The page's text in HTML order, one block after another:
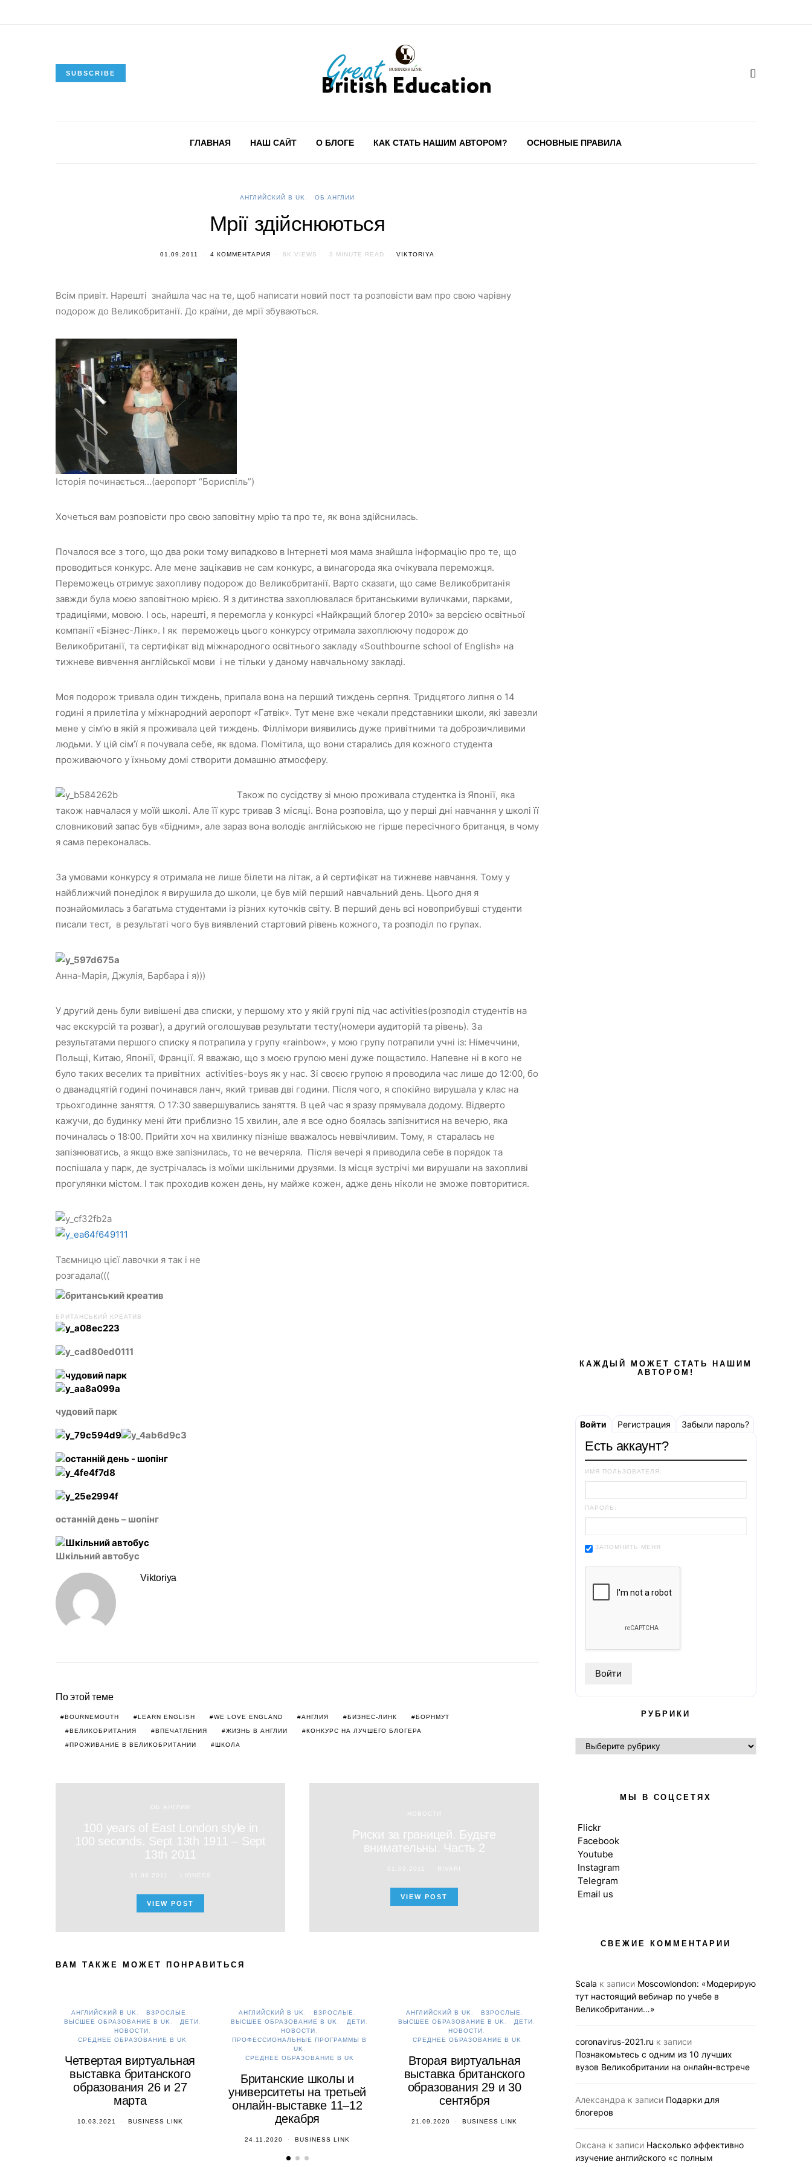
SUBSCRIBE
ГЛАВНАЯ НАШ САЙТ О БЛОГЕ КАК СТАТЬ НАШИМ АВТОРОМ? ОСНОВНЫЕ ПРАВИЛА
АНГЛИЙСКИЙ В UK ОБ АНГЛИИ
Мрії здійснюються
01.09.2011 4 КОММЕНТАРИЯ 8K VIEWS 3 MINUTE READ VIKTORIYA
Всім привіт. Нарешті знайшла час на те, щоб написати новий пост та розповісти вам про свою чарівну
подорож до Великобританії. До країни, де мрії збуваються.
Історія починається…(аеропорт “Бориспіль”)
Хочеться вам розповісти про свою заповітну мрію та про те, як вона здійснилась.
Почалося все з того, що два роки тому випадково в Інтернеті моя мама знайшла інформацію про те, що
проводиться конкурс. Але мене зацікавив не сам конкурс, а винагорода яка очікувала переможця.
Переможець отримує захопливу подорож до Великобританії. Варто сказати, що саме Великобританія
завжди була моєю заповітною мрією. Я з дитинства захоплювалася британськими вуличками, парками,
традиціями, мовою. І ось, нарешті, я перемогла у конкурсі «Найкращий блогер 2010» за версією освітньої
компанії «Бізнес-Лінк». І як переможець цього конкурсу отримала захоплюючу подорож до
Великобританії, та сертифікат від міжнародного освітнього закладу «Southbourne school of English» на
тижневе вивчення англійської мови і не тільки у даному навчальному закладі.
Моя подорож тривала один тиждень, припала вона на перший тиждень серпня. Тридцятого липня о 14
годині я прилетіла у міжнародний аеропорт «Гатвік». Тут мене вже чекали представники школи, які завезли
мене у сім’ю в якій я проживала цей тиждень. Філлімори виявились дуже привітними та доброзичливими
людьми. У цій сім’ї я почувала себе, як вдома. Помітила, що вони старались для кожного студента
проживаючого у їхньому домі створити домашню атмосферу.
Також по сусідству зі мною проживала студентка із Японії, яка
також навчалася у моїй школі. Але її курс тривав 3 місяці. Вона розповіла, що у перші дні навчання у школі її
словниковий запас був «бідним», але зараз вона володіє англійською не гірше пересічного британця, в чому
я сама переконалась.
За умовами конкурсу я отримала не лише білети на літак, а й сертифікат на тижневе навчання. Тому у
найближчий понеділок я вирушила до школи, це був мій перший навчальний день. Цього дня я
познайомилась з багатьма студентами із різних куточків світу. В перший день всі новоприбувші студенти
писали тест, в результаті чого був виявлений стартовий рівень кожного, та розподіл по групах.
Анна-Марія, Джулія, Барбара і я)))
У другий день були вивішені два списки, у першому хто у якій групі під час activities(розподіл студентів на
час екскурсій та розваг), а другий оголошував результати тесту(номери аудиторій та рівень). За
результатами першого списку я потрапила у групу «rainbow», у мою групу потрапили учні із: Німеччини,
Польщі, Китаю, Японії, Франції. Я вважаю, що з моєю групою мені дуже пощастило. Напевне ні в кого не
було таких веселих та привітних activities-boys як у нас. Зі своєю групою я проводила час лише до 12:00, бо
о дванадцятій годині починався ланч, який тривав дві години. Після чого, я спокійно вирушала у клас на
трьохгодинне заняття. О 17:30 завершувались заняття. В цей час я зразу прямувала додому. Відверто
кажучи, до будинку мені йти приблизно 15 хвилин, але я все одно боялась запізнитися на вечерю, яка
починалась о 18:00. Прийти хоч на хвилинку пізніше вважалось неввічливим. Тому, я старалась не
запізнюватись, а якщо вже запізнилась, то не вечеряла. Після вечері я приводила себе в порядок та
поспішала у парк, де зустрічалась із моїми шкільними друзями. Із місця зустрічі ми вирушали на захопливі
прогулянки містом. І так проходив кожен день, ну майже кожен, адже день ніколи не зможе повторитися.
Таємницю цієї лавочки я так і не
розгадала(((
БРИТАНСЬКИЙ КРЕАТИВ
чудовий парк
останній день – шопінг
Шкільний автобус
Viktoriya
По этой теме
BOURNEMOUTH LEARN ENGLISH WE LOVE ENGLAND АНГЛИЯ БИЗНЕС-ЛИНК БОРНМУТ
ВЕЛИКОБРИТАНИЯ ВПЕЧАТЛЕНИЯ ЖИЗНЬ В АНГЛИИ КОНКУРС НА ЛУЧШЕГО БЛОГЕРА
ПРОЖИВАНИЕ В ВЕЛИКОБРИТАНИИ ШКОЛА
ОБ АНГЛИИ
100 years of East London style in
100 seconds. Sept 13th 1911 – Sept
13th 2011
31.08.2011 LIONESS
VIEW POST
НОВОСТИ
Риски за границей. Будьте
внимательны. Часть 2
01.09.2011 RIVARI
VIEW POST
ВАМ ТАКЖЕ МОЖЕТ ПОНРАВИТЬСЯ
АНГЛИЙСКИЙ В UK
ВЗРОСЛЫЕ
ВЫСШЕЕ ОБРАЗОВАНИЕ В UK
ДЕТИ
НОВОСТИ
СРЕДНЕЕ ОБРАЗОВАНИЕ В UK
Четвертая виртуальная
выставка британского
образования 26 и 27
марта
10.03.2021 BUSINESS LINK
АНГЛИЙСКИЙ В UK
ВЗРОСЛЫЕ
ВЫСШЕЕ ОБРАЗОВАНИЕ В UK
ДЕТИ
НОВОСТИ
ПРОФЕССИОНАЛЬНЫЕ ПРОГРАММЫ В
UK
СРЕДНЕЕ ОБРАЗОВАНИЕ В UK
Британские школы и
университеты на третьей
онлайн-выставке 11–12
декабря
24.11.2020 BUSINESS LINK
АНГЛИЙСКИЙ В UK
ВЗРОСЛЫЕ
ВЫСШЕЕ ОБРАЗОВАНИЕ В UK
ДЕТИ
НОВОСТИ
СРЕДНЕЕ ОБРАЗОВАНИЕ В UK
Вторая виртуальная
выставка британского
образования 29 и 30
сентября
21.09.2020 BUSINESS LINK
АНГЛИЙСКИЙ В UK
ВЗРОСЛЫЕ
СРЕДНЕЕ ОБРАЗОВАНИЕ В UK
Приглашаем на первую
виртуальную выставку
15.06.2020
ваши
7
КАЖДЫЙ МОЖЕТ СТАТЬ НАШИМ
АВТОРОМ!
Войти Регистрация Забыли пароль?
Есть аккаунт?
ИМЯ ПОЛЬЗОВАТЕЛЯ:
ПАРОЛЬ:
ЗАПОМНИТЬ МЕНЯ
РУБРИКИ
РУБРИКИ
МЫ В СОЦСЕТЯХ
Flickr
Facebook
Youtube
Instagram
Telegram
Email us
СВЕЖИЕ КОММЕНТАРИИ
Scala к записи Moscowlondon: «Модерирую
тут настоящий вебинар по учебе в
Великобритании…»
coronavirus-2021.ru к записи
Познакомьтесь с одним из 10 лучших
вузов Великобритании на онлайн-встрече
Александра к записи Подарки для
блогеров
Оксана к записи Насколько эффективно
изучение английского «с полным